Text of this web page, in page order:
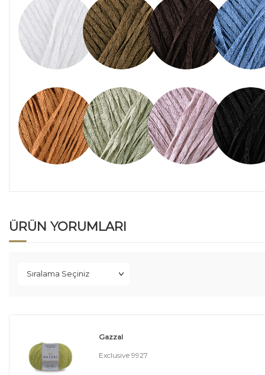
ÜRÜN YORUMLARI
Gazzal
Exclusive 9927